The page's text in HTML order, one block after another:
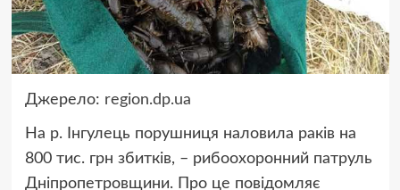
Джерело: region.dp.ua
На р. Інгулець порушниця наловила раків на
800 тис. грн збитків, – рибоохоронний патруль
Дніпропетровщини. Про це повідомляє